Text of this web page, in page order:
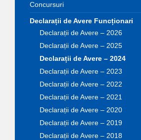
Concursuri
Declarații de Avere Funcționari
Declarații de Avere – 2026
Declarații de Avere – 2025
Declarații de Avere – 2024
Declarații de Avere – 2023
Declarații de Avere – 2022
Declarații de Avere – 2021
Declarații de Avere – 2020
Declarații de Avere – 2019
Declarații de Avere – 2018